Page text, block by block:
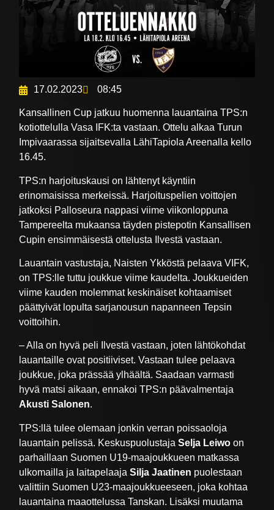
17.02.2023 08:45
Kansallinen Cup jatkuu huomenna lauantaina TPS:n
kotiottelulla Vasa IFK:ta vastaan. Ottelu alkaa Turun
Impivaarassa sijaitsevalla LähiTapiola Areenalla kello
16.45.
TPS:n harjoituskausi on lähtenyt käyntiin
erinomaisissa merkeissä. Harjoituspelien voittojen
jatkoksi Palloseura nappasi viime viikonloppuna
Tampereelta mukaansa täyden pistepotin Kansallisen
Cupin ensimmäisestä ottelusta Ilvestä vastaan.
Lauantain vastustaja, Naisten Ykköstä pelaava VIFK,
on TPS:lle tuttu joukkue viime kaudelta. Joukkueiden
viime kauden molemmat keskinäiset kohtaamiset
päättyivät lopulta sarjanousun napanneen Tepsin
voittoihin.
– Alla on hyvä peli Ilvestä vastaan, joten lähtökohdat
lauantaille ovat positiiviset. Vastaan tulee pelaava
joukkue, joka prässää ylhäältä. Saadaan varmasti
hyvä matsi aikaan, ennakoi TPS:n päävalmentaja
Akusti Salonen.
TPS:llä tulee olemaan jonkin verran poissaoloja
lauantain pelissä. KeskuspuolustajaSelja Leiwo on
parhaillaan Suomen U19-maajoukkueen matkassa
ulkomailla ja laitapelaajaSilja Jaatinen puolestaan
valittiin Suomen U23-maajoukkueeseen, joka kohtaa
lauantaina maaottelussa Tanskan. Lisäksi muutama